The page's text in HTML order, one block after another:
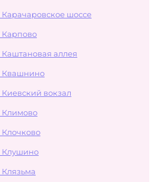
Карачаровское шоссе
Карпово
Каштановая аллея
Квашнино
Киевский вокзал
Климово
Клочково
Клушино
Клязьма